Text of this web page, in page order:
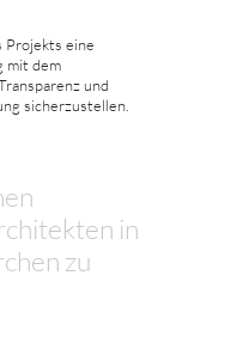
Projekts eine
mit dem
und
sicherzustellen.
in
zu